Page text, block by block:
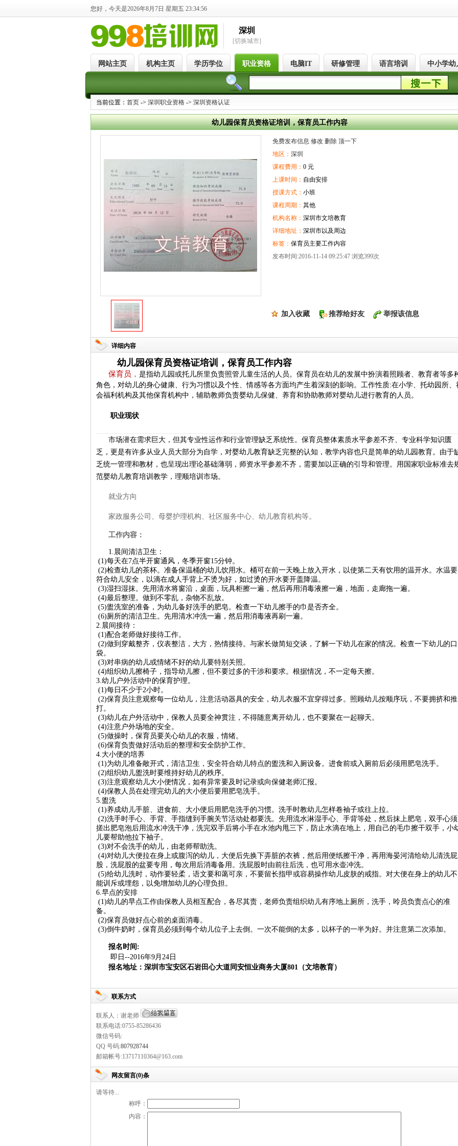
您好，今天是2026年8月7日 星期五 23:34:57
深圳
[切换城市]
网站主页 机构主页 学历学位 职业资格 电脑IT 研修管理 语言培训 中小学幼
当前位置： 首页 -> 深圳职业资格 -> 深圳资格认证
幼儿园保育员资格证培训，保育员工作内容
免费发布信息 修改 删除 顶一下
地区： 深圳
课程费用： 0 元
上课时间： 自由安排
授课方式： 小班
课程周期： 其他
机构名称： 深圳市文培教育
详细地址： 深圳市以及周边
标签： 保育员主要工作内容
发布时间:2016-11-14 09:25:47 浏览399次
加入收藏 推荐给好友 举报该信息
详细内容
幼儿园保育员资格证培训，保育员工作内容
保育员 ， 是指幼儿园或托儿所里负责照管儿童生活的人员。保育员在幼儿的发展中扮演着照顾者、教育者等多
角色，对幼儿的身心健康、行为习惯以及个性、情感等各方面均产生着深刻的影响。工作性质:在小学、托幼园所、
会福利机构及其他保育机构中，辅助教师负责婴幼儿保健、养育和协助教师对婴幼儿进行教育的人员。
职业现状
市场潜在需求巨大，但其专业性运作和行业管理缺乏系统性。保育员整体素质水平参差不齐、专业科学知识匮
乏，更是有许多从业人员大部分为自学，对婴幼儿教育缺乏完整的认知，教学内容也只是简单的幼儿园教育。由于
乏统一管理和教材，也呈现出理论基础薄弱，师资水平参差不齐，需要加以正确的引导和管理。用国家职业标准去
范婴幼儿教育培训教学，理顺培训市场。
就业方向
家政服务公司、母婴护理机构、社区服务中心、幼儿教育机构等。
工作内容：
1.晨间清洁卫生：
(1)每天在7点半开窗通风，冬季开窗15分钟。
(2)检查幼儿的茶杯。准备保温桶的幼儿饮用水。桶可在前一天晚上放入开水，以使第二天有饮用的温开水。水温要
符合幼儿安全，以滴在成人手背上不烫为好，如过烫的开水要开盖降温。
(3)湿扫湿抹。先用清水将窗沿，桌面，玩具柜擦一遍，然后再用消毒液擦一遍，地面，走廊拖一遍。
(4)最后整理。做到不零乱，杂物不乱放。
(5)盥洗室的准备，为幼儿备好洗手的肥皂。检查一下幼儿擦手的巾是否齐全。
(6)厕所的清洁卫生。先用清水冲洗一遍，然后用消毒液再刷一遍。
2.晨间接待：
(1)配合老师做好接待工作。
(2)做到穿戴整齐，仪表整洁，大方，热情接待。与家长做简短交谈，了解一下幼儿在家的情况。检查一下幼儿的口
袋。
(3)对串病的幼儿或情绪不好的幼儿要特别关照。
(4)组织幼儿擦椅子，指导幼儿擦，但不要过多的干涉和要求。根据情况，不一定每天擦。
3.幼儿户外活动中的保育护理。
(1)每日不少于2小时。
(2)保育员注意观察每一位幼儿，注意活动器具的安全，幼儿衣服不宜穿得过多。照顾幼儿按顺序玩，不要拥挤和推
打。
(3)幼儿在户外活动中，保教人员要全神贯注，不得随意离开幼儿，也不要聚在一起聊天。
(4)注意户外场地的安全。
(5)做操时，保育员要关心幼儿的衣服，情绪。
(6)保育负责做好活动后的整理和安全防护工作。
4.大小便的培养
(1)为幼儿准备敞开式，清洁卫生，安全符合幼儿特点的盥洗和入厕设备。进食前或入厕前后必须用肥皂洗手。
(2)组织幼儿盥洗时要维持好幼儿的秩序。
(3)注意观察幼儿大小便情况，如有异常要及时记录或向保健老师汇报。
(4)保教人员在处理完幼儿的大小便后要用肥皂洗手。
5.盥洗
(1)养成幼儿手脏、进食前、大小便后用肥皂洗手的习惯。洗手时教幼儿怎样卷袖子或往上拉。
(2)洗手时手心、手背、手指缝到手腕关节活动处都要洗。先用流水淋湿手心、手背等处，然后抹上肥皂，双手心须
搓出肥皂泡后用流水冲洗干净，洗完双手后将小手在水池内甩三下，防止水滴在地上，用自己的毛巾擦干双手，小
儿要帮助他拉下袖子。
(3)对不会洗手的幼儿，由老师帮助洗。
(4)对幼儿大便拉在身上或腹泻的幼儿，大便后先换下弄脏的衣裤，然后用便纸擦干净，再用海晏河清给幼儿清洗屁
股，洗屁股的盆要专用，每次用后消毒备用。洗屁股时由前往后洗，也可用水壶冲洗。
(5)给幼儿洗时，动作要轻柔，语文要和蔼可亲，不要留长指甲或容易操作幼儿皮肤的戒指。对大便在身上的幼儿不
能训斥或埋怨，以免增加幼儿的心理负担。
6.早点的安排
(1)幼儿的早点工作由保教人员相互配合，各尽其责，老师负责组织幼儿有序地上厕所，洗手，呤员负责点心的准
备。
(2)保育员做好点心前的桌面消毒。
(3)倒牛奶时，保育员必须到每个幼儿位子上去倒。一次不能倒的太多，以杯子的一半为好。并注意第二次添加。
报名时间:
即日--2016年9月24日
报名地址：深圳市宝安区石岩田心大道同安恒业商务大厦801 （文培教育）
联系方式
联系人：谢老师
联系电话:0755-85286436
微信号码:
QQ 号码:807928744
邮箱帐号:13717110364@163.com
网友留言(0)条
请等待...
称呼：
内容：